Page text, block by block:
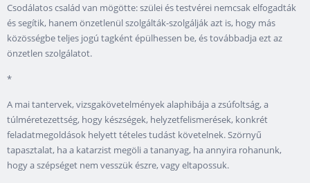
Csodálatos család van mögötte: szülei és testvérei nemcsak elfogadták
és segítik, hanem önzetlenül szolgálták-szolgálják azt is, hogy más
közösségbe teljes jogú tagként épülhessen be, és továbbadja ezt az
önzetlen szolgálatot.
*
A mai tantervek, vizsgakövetelmények alaphibája a zsúfoltság, a
túlméretezettség, hogy készségek, helyzetfelismerések, konkrét
feladatmegoldások helyett tételes tudást követelnek. Szörnyű
tapasztalat, ha a katarzist megöli a tananyag, ha annyira rohanunk,
hogy a szépséget nem vesszük észre, vagy eltapossuk.